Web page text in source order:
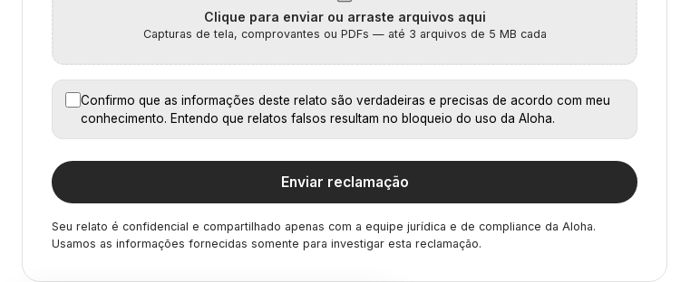
Clique para enviar ou arraste arquivos aqui
Capturas de tela, comprovantes ou PDFs — até 3 arquivos de 5 MB cada
Confirmo que as informações deste relato são verdadeiras e precisas de acordo com meu
conhecimento. Entendo que relatos falsos resultam no bloqueio do uso da Aloha.
Enviar reclamação
Seu relato é confidencial e compartilhado apenas com a equipe jurídica e de compliance da Aloha.
Usamos as informações fornecidas somente para investigar esta reclamação.